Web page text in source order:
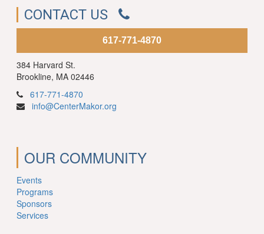
CONTACT US
617-771-4870
384 Harvard St.
Brookline, MA 02446
617-771-4870
info@CenterMakor.org
OUR COMMUNITY
Events
Programs
Sponsors
Services